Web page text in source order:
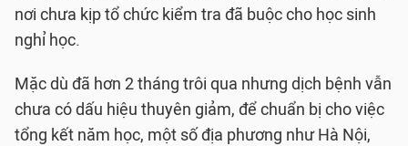
nơi chưa kịp tổ chức kiểm tra đã buộc cho học sinh
nghỉ học.
Mặc dù đã hơn 2 tháng trôi qua nhưng dịch bệnh vẫn
chưa có dấu hiệu thuyên giảm, để chuẩn bị cho việc
tổng kết năm học, một số địa phương như Hà Nội,